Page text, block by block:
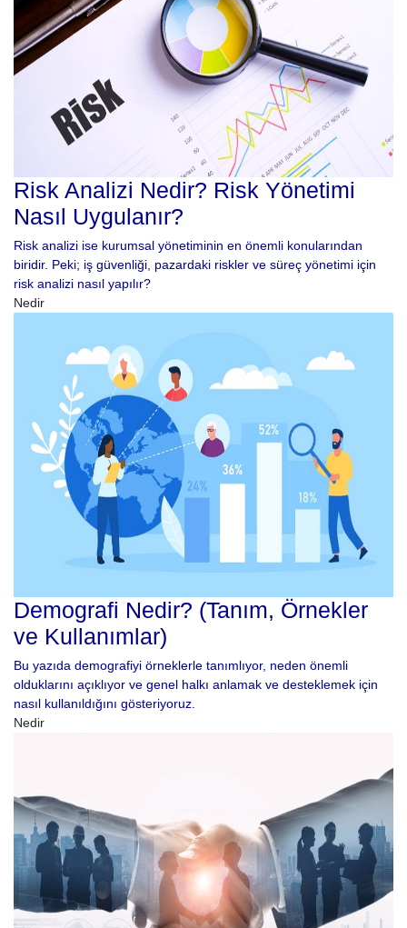
Risk Analizi Nedir? Risk Yönetimi
Nasıl Uygulanır?
Risk analizi ise kurumsal yönetiminin en önemli konularından
biridir. Peki; iş güvenliği, pazardaki riskler ve süreç yönetimi için
risk analizi nasıl yapılır?
Nedir
Demografi Nedir? (Tanım, Örnekler
ve Kullanımlar)
Bu yazıda demografiyi örneklerle tanımlıyor, neden önemli
olduklarını açıklıyor ve genel halkı anlamak ve desteklemek için
nasıl kullanıldığını gösteriyoruz.
Nedir